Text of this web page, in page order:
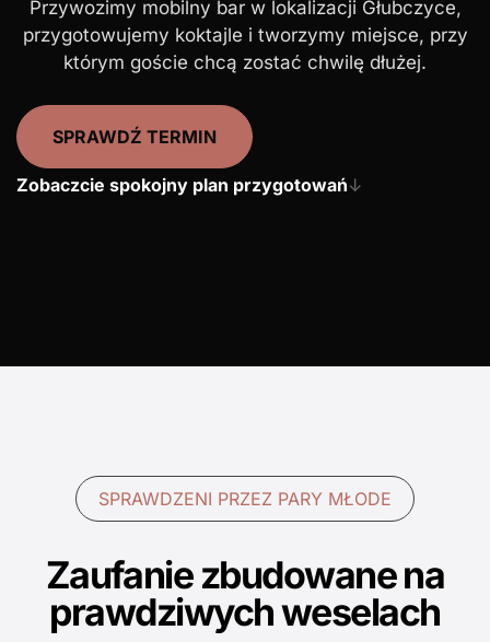
Przywozimy mobilny bar w lokalizacji Głubczyce,
przygotowujemy koktajle i tworzymy miejsce, przy
którym goście chcą zostać chwilę dłużej.
SPRAWDŹ TERMIN
Zobaczcie spokojny plan przygotowań↓
SPRAWDZENI PRZEZ PARY MŁODE
Zaufanie zbudowane na
prawdziwych weselach